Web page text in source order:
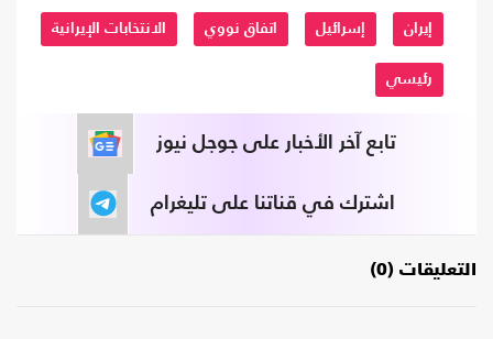
إيران إسرائيل اتفاق نووي الانتخابات الإيرانية
رئيسي
تابع آخر الأخبار على جوجل نيوز
اشترك في قناتنا على تليغرام
التعليقات (0)